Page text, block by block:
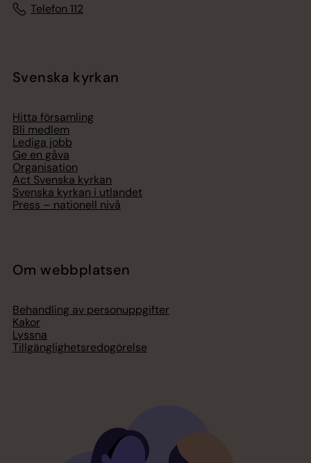
Telefon 112
Svenska kyrkan
Hitta församling
Bli medlem
Lediga jobb
Ge en gåva
Organisation
Act Svenska kyrkan
Svenska kyrkan i utlandet
Press – nationell nivå
Om webbplatsen
Behandling av personuppgifter
Kakor
Lyssna
Tillgänglighetsredogörelse